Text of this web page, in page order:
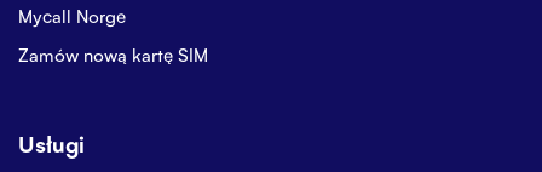
Mycall Norge
Zamów nową kartę SIM
Usługi